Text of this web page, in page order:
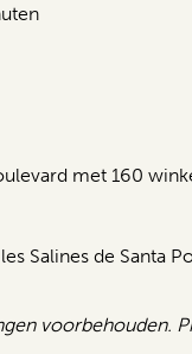
met 160
Salines de Santa
voorbehouden.